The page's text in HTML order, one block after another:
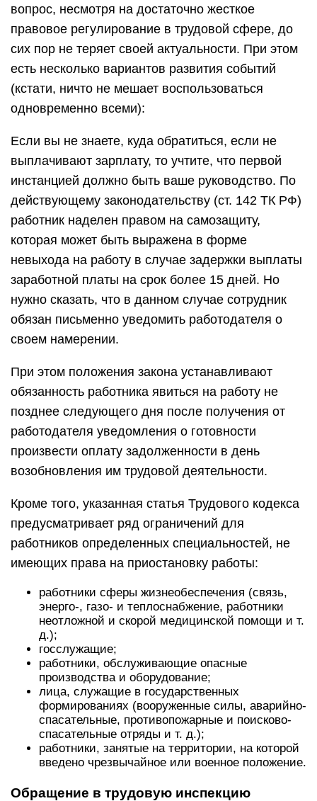
вопрос, несмотря на достаточно жесткое
правовое регулирование в трудовой сфере, до
сих пор не теряет своей актуальности. При этом
есть несколько вариантов развития событий
(кстати, ничто не мешает воспользоваться
одновременно всеми):
Если вы не знаете, куда обратиться, если не
выплачивают зарплату, то учтите, что первой
инстанцией должно быть ваше руководство. По
действующему законодательству (ст. 142 ТК РФ)
работник наделен правом на самозащиту,
которая может быть выражена в форме
невыхода на работу в случае задержки выплаты
заработной платы на срок более 15 дней. Но
нужно сказать, что в данном случае сотрудник
обязан письменно уведомить работодателя о
своем намерении.
При этом положения закона устанавливают
обязанность работника явиться на работу не
позднее следующего дня после получения от
работодателя уведомления о готовности
произвести оплату задолженности в день
возобновления им трудовой деятельности.
Кроме того, указанная статья Трудового кодекса
предусматривает ряд ограничений для
работников определенных специальностей, не
имеющих права на приостановку работы:
работники сферы жизнеобеспечения (связь,
энерго-, газо- и теплоснабжение, работники
неотложной и скорой медицинской помощи и т.
д.);
госслужащие;
работники, обслуживающие опасные
производства и оборудование;
лица, служащие в государственных
формированиях (вооруженные силы, аварийно-
спасательные, противопожарные и поисково-
спасательные отряды и т. д.);
работники, занятые на территории, на которой
введено чрезвычайное или военное положение.
Обращение в трудовую инспекцию